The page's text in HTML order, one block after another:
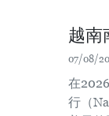
越南
07/08/
在
行（